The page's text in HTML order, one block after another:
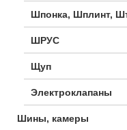
Шпонка, Шплинт,
ШРУС
Щуп
Электроклапаны
Шины, камеры